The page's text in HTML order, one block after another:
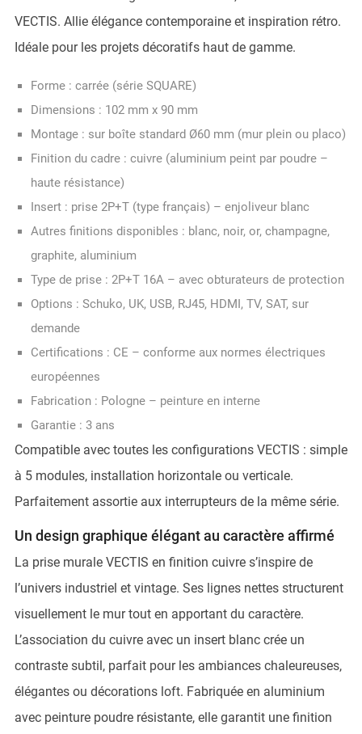
VECTIS. Allie élégance contemporaine et inspiration rétro.
Idéale pour les projets décoratifs haut de gamme.
Forme : carrée (série SQUARE)
Dimensions : 102 mm x 90 mm
Montage : sur boîte standard Ø60 mm (mur plein ou placo)
Finition du cadre : cuivre (aluminium peint par poudre –
haute résistance)
Insert : prise 2P+T (type français) – enjoliveur blanc
Autres finitions disponibles : blanc, noir, or, champagne,
graphite, aluminium
Type de prise : 2P+T 16A – avec obturateurs de protection
Options : Schuko, UK, USB, RJ45, HDMI, TV, SAT, sur
demande
Certifications : CE – conforme aux normes électriques
européennes
Fabrication : Pologne – peinture en interne
Garantie : 3 ans
Compatible avec toutes les configurations VECTIS : simple
à 5 modules, installation horizontale ou verticale.
Parfaitement assortie aux interrupteurs de la même série.
Un design graphique élégant au caractère affirmé
La prise murale VECTIS en finition cuivre s’inspire de
l’univers industriel et vintage. Ses lignes nettes structurent
visuellement le mur tout en apportant du caractère.
L’association du cuivre avec un insert blanc crée un
contraste subtil, parfait pour les ambiances chaleureuses,
élégantes ou décorations loft. Fabriquée en aluminium
avec peinture poudre résistante, elle garantit une finition